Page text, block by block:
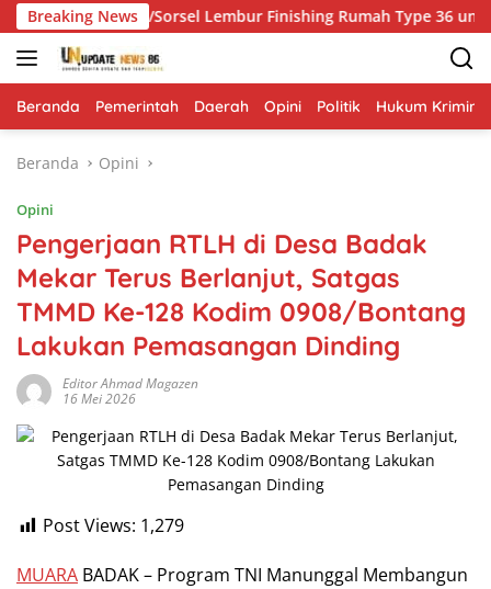
Langsung
ke
konten
Breaking News
1807/Sorsel Lembur Finishing Rumah Type 36 untuk Warga
Beranda Pemerintah Daerah Opini Politik Hukum Kriminal
Beranda Opini
Opini
Pengerjaan RTLH di Desa Badak
Mekar Terus Berlanjut, Satgas
TMMD Ke-128 Kodim 0908/Bontang
Lakukan Pemasangan Dinding
Editor Ahmad Magazen
16 Mei 2026
Post Views: 1,279
MUARA BADAK – Program TNI Manunggal Membangun